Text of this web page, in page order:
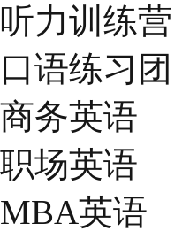
听力训练营
口语练习团
商务英语
职场英语
MBA英语